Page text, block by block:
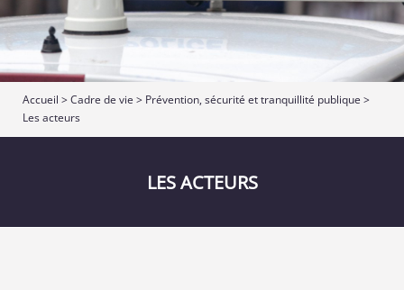
Accueil >Cadre de vie > Prévention, sécurité et tranquillité publique >
Les acteurs
LES ACTEURS